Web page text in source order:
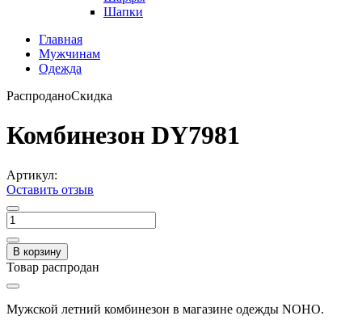
Шапки
Главная
Мужчинам
Одежда
РаспроданоСкидка
Комбинезон DY7981
Артикул:
Оставить отзыв
В корзину
Товар распродан
Мужской летний комбинезон в магазине одежды NOHO.